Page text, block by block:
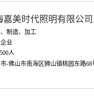
嘉美时代照明有限公司
制造、加工
业
人
-佛山市南海区狮山镇桃园东路68